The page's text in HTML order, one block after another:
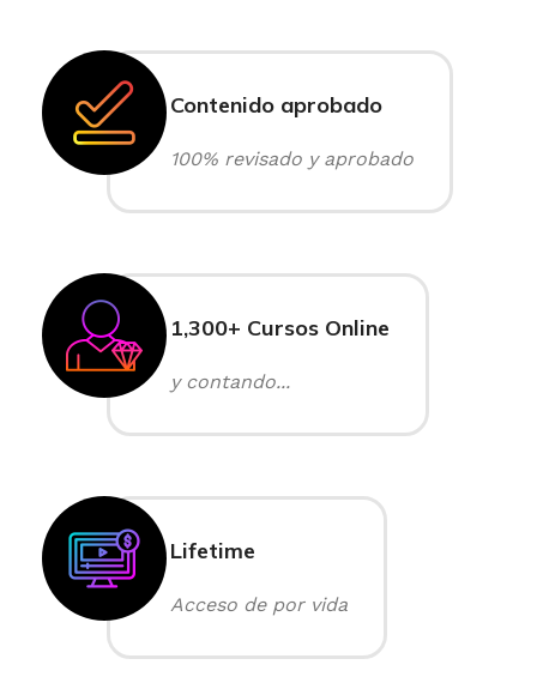
Contenido aprobado
100% revisado y aprobado
1,300+ Cursos Online
y contando...
Lifetime
Acceso de por vida